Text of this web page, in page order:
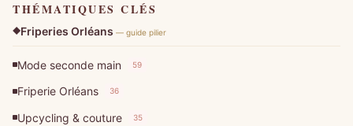
THÉMATIQUES CLÉS
Friperies Orléans — guide pilier
Mode seconde main 59
Friperie Orléans 36
Upcycling & couture 35